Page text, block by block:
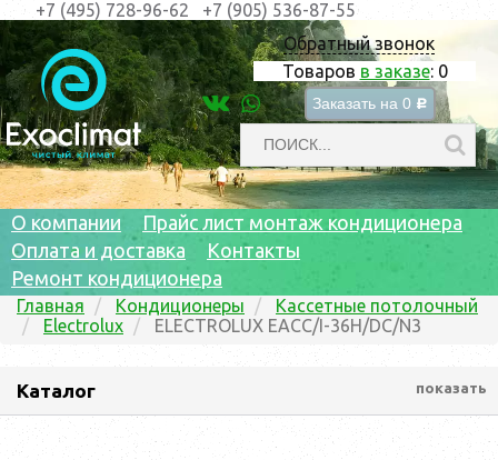
Обратный звонок
Товаров в заказе: 0
Заказать на 0 c
+7 (495) 728-96-62 +7 (905) 536-87-55
О компании
Прайс лист монтаж кондиционера
Оплата и доставка
Контакты
Ремонт кондиционера
Главная Кондиционеры
Кассетные потолочный
Electrolux
ELECTROLUX EACC/I-36H/DC/N3
Каталог показать